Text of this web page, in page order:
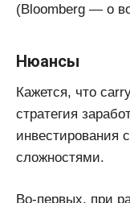
(Bloomberg — о
Нюансы
Кажется, что
стратегия
инвестирования
сложностями.
Во-первых, при